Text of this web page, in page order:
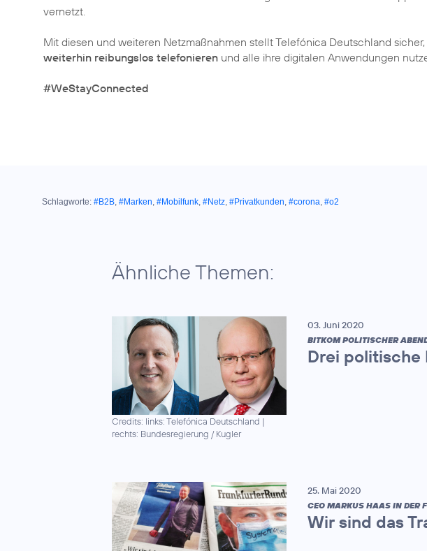
vernetzt.
Mit diesen und weiteren Netzmaßnahmen stellt Telefónica Deutschland
weiterhin reibungslos telefonieren und alle ihre digitalen Anwendungen
#WeStayConnected
Schlagworte: #B2B, #Marken, #Mobilfunk, #Netz, #Privatkunden, #corona, #o2
Ähnliche Themen:
Credits: links: Telefónica Deutschland |
rechts: Bundesregierung / Kugler
03. Juni 2020
BITKOM POLITISCHER
Drei politische
25. Mai 2020
CEO MARKUS HAAS IN DER
Wir sind das